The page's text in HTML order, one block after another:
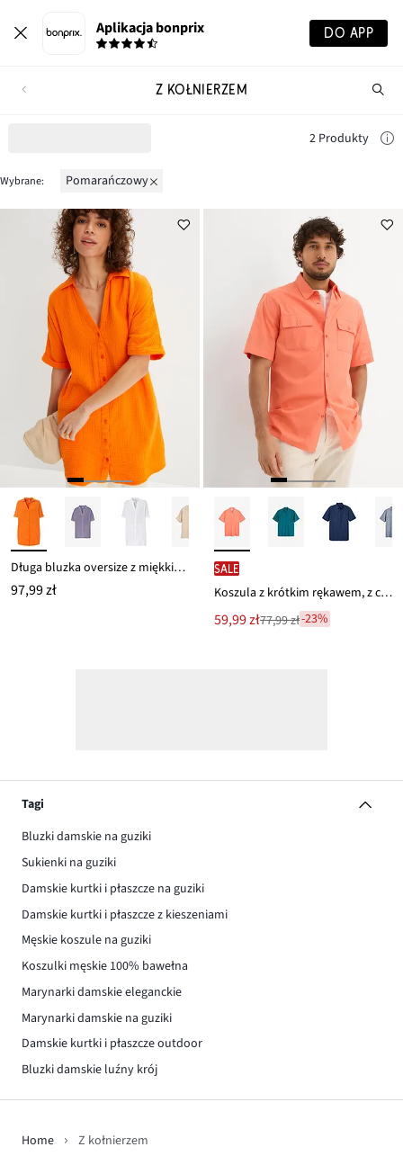
Aplikacja bonprix DO APP
Z KOŁNIERZEM
2 Produkty
Wybrane: pomarańczowy
Długa bluzka oversize z miękkiego muślinu z czystej bawełny
97,99 zł
SALE
Koszula z krótkim rękawem, z czystej bawełny
Nowa
cena
59,99 zł
Przeceniono
77,99 zł-23%
Tagi
Bluzki damskie na guziki
Sukienki na guziki
Damskie kurtki i płaszcze na guziki
Damskie kurtki i płaszcze z kieszeniami
Męskie koszule na guziki
Koszulki męskie 100% bawełna
Marynarki damskie eleganckie
Marynarki damskie na guziki
Damskie kurtki i płaszcze outdoor
Bluzki damskie luźny krój
Home Z kołnierzem